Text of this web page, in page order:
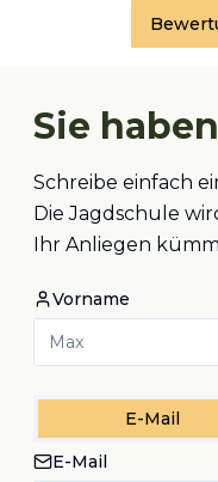
Sie
Schreibe einfach
Die Jagdschule
Ihr Anliegen
Vorname
E-Mail
E-Mail